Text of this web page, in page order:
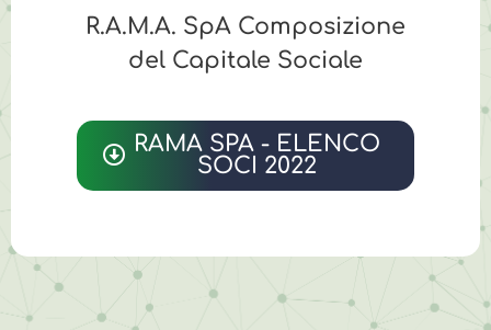
R.A.M.A. SpA Composizione
del Capitale Sociale
RAMA SPA - ELENCO
SOCI 2022